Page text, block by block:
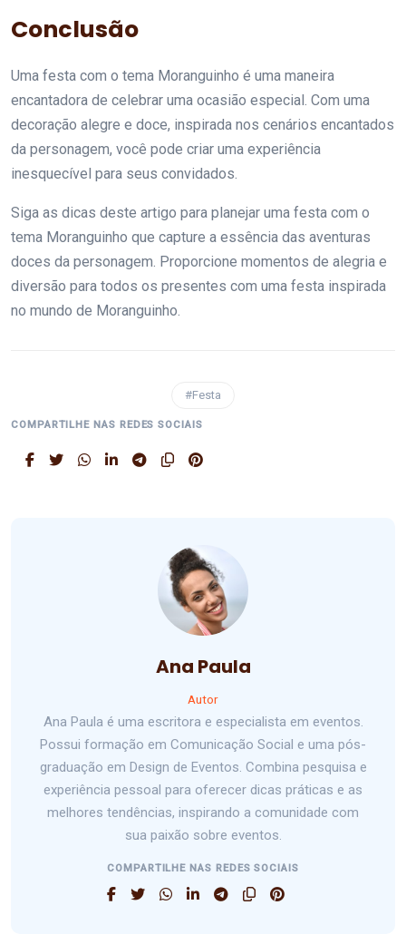
Conclusão
Uma festa com o tema Moranguinho é uma maneira
encantadora de celebrar uma ocasião especial. Com uma
decoração alegre e doce, inspirada nos cenários encantados
da personagem, você pode criar uma experiência
inesquecível para seus convidados.
Siga as dicas deste artigo para planejar uma festa com o
tema Moranguinho que capture a essência das aventuras
doces da personagem. Proporcione momentos de alegria e
diversão para todos os presentes com uma festa inspirada
no mundo de Moranguinho.
#Festa
COMPARTILHE NAS REDES SOCIAIS
Ana Paula
Autor
Ana Paula é uma escritora e especialista em eventos.
Possui formação em Comunicação Social e uma pós-
graduação em Design de Eventos. Combina pesquisa e
experiência pessoal para oferecer dicas práticas e as
melhores tendências, inspirando a comunidade com
sua paixão sobre eventos.
COMPARTILHE NAS REDES SOCIAIS